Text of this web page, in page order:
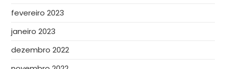
fevereiro 2023
janeiro 2023
dezembro 2022